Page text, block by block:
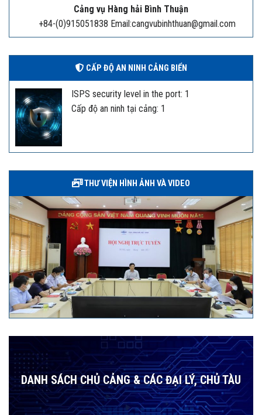
Cảng vụ Hàng hải Bình Thuận
+84-(0)915051838 Email:cangvubinhthuan@gmail.com
CẤP ĐỘ AN NINH CẢNG BIỂN
ISPS security level in the port: 1
Cấp độ an ninh tại cảng: 1
THƯ VIỆN HÌNH ẢNH VÀ VIDEO
DANH SÁCH CHỦ CẢNG & CÁC ĐẠI LÝ, CHỦ TÀU